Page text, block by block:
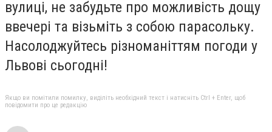
вулиці, не забудьте про можливість дощу
ввечері та візьміть з собою парасольку.
Насолоджуйтесь різноманіттям погоди у
Львові сьогодні!
Якщо ви помітили помилку, виділіть необхідний текст і натисніть Ctrl + Enter, щоб
повідомити про це редакцію